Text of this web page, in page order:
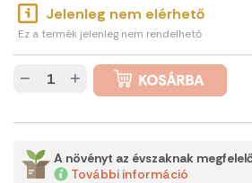
Jelenleg nem elérhető
Ez a termék jelenleg nem rendelhető
− +
A növényt az évszaknak
További információ